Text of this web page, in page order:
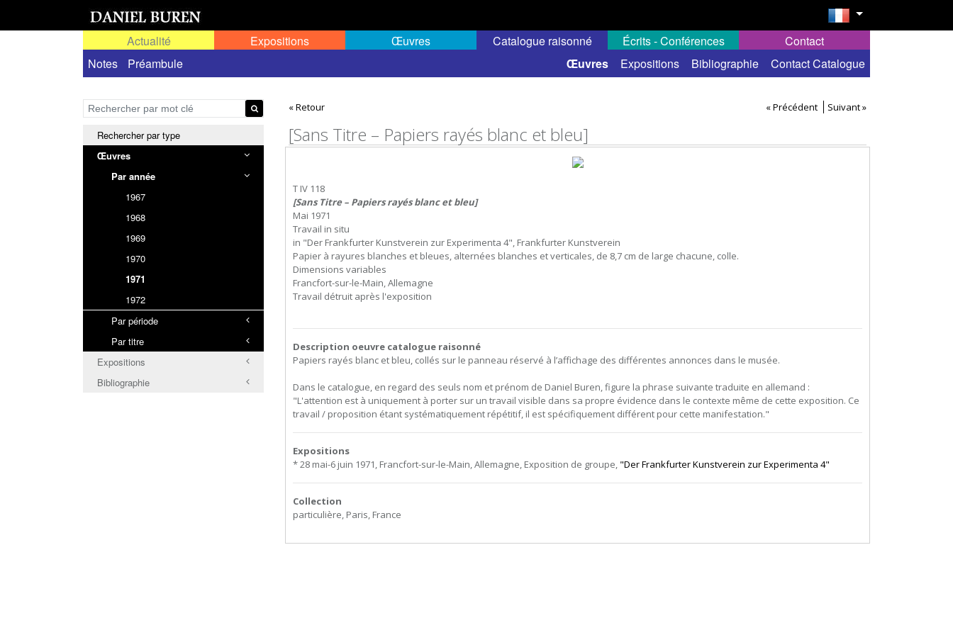
Actualité Expositions
Œuvres
Œuvres permanentes dans l'espace public ou semi-public
Catalogue raisonné
Notes
Préambule Œuvres Expositions Bibliographie Contact Catalogue
Écrits - Conférences Contact
Rechercher par type
Œuvres
Par année
1967
1968
1969
1970
1971
1972
Par période
Par titre
Expositions
Bibliographie
« Retour « Précédent Suivant »
[Sans Titre – Papiers rayés blanc et bleu]
T IV 118
[Sans Titre – Papiers rayés blanc et bleu]
Mai 1971
Travail in situ
in "Der Frankfurter Kunstverein zur Experimenta 4", Frankfurter Kunstverein
Papier à rayures blanches et bleues, alternées blanches et verticales, de 8,7 cm de large chacune, colle.
Dimensions variables
Francfort-sur-le-Main, Allemagne
Travail détruit après l'exposition
Description oeuvre catalogue raisonné
Papiers rayés blanc et bleu, collés sur le panneau réservé à l’affichage des différentes annonces dans le musée.
Dans le catalogue, en regard des seuls nom et prénom de Daniel Buren, figure la phrase suivante traduite en allemand :
"L'attention est à uniquement à porter sur un travail visible dans sa propre évidence dans le contexte même de cette exposition. Ce
travail / proposition étant systématiquement répétitif, il est spécifiquement différent pour cette manifestation."
Expositions
* 28 mai-6 juin 1971, Francfort-sur-le-Main, Allemagne, Exposition de groupe, "Der Frankfurter Kunstverein zur Experimenta 4"
Collection
particulière, Paris, France